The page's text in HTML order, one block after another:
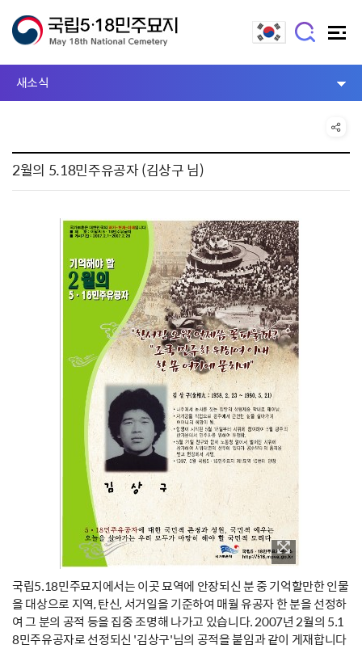
새소식
2월의 5.18민주유공자 (김상구 님)
국립5.18민주묘지에서는 이곳 묘역에 안장되신 분 중 기억할만한 인물
을 대상으로 지역, 탄신, 서거일을 기준하여 매월 유공자 한 분을 선정하
여 그 분의 공적 등을 집중 조명해 나가고 있습니다. 2007년 2월의 5.1
8민주유공자로 선정되신 '김상구'님의 공적을 붙임과 같이 게재합니다